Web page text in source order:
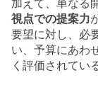
視点での提案力
要望に対し、必
い、予算にあわ
く評価されている